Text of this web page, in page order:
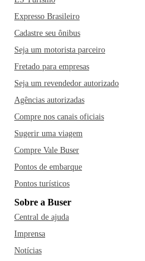
Expresso Brasileiro
Cadastre seu ônibus
Seja um motorista parceiro
Fretado para empresas
Seja um revendedor autorizado
Agências autorizadas
Compre nos canais oficiais
Sugerir uma viagem
Compre Vale Buser
Pontos de embarque
Pontos turísticos
Sobre a Buser
Central de ajuda
Imprensa
Notícias